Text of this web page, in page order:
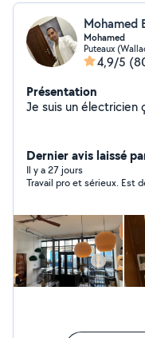
Mohamed
Mohamed
Puteaux
4,9/5
Présentation
Je suis un électricien
Dernier avis laissé
Il y a 27 jours
Travail pro et sérieux. Est